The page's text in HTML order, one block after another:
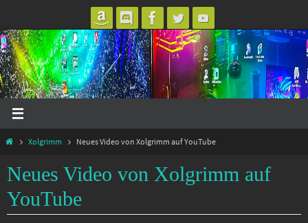
Inhalt
springen
StartXolgrimm Neues Video von Xolgrimm auf YouTube
Neues Video von Xolgrimm auf
YouTube